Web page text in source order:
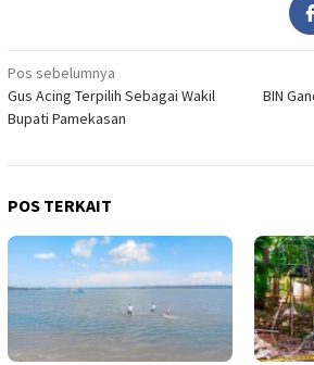
Navigasi
pos
Pos sebelumnya
Gus Acing Terpilih Sebagai Wakil
Bupati Pamekasan
BIN
POS TERKAIT